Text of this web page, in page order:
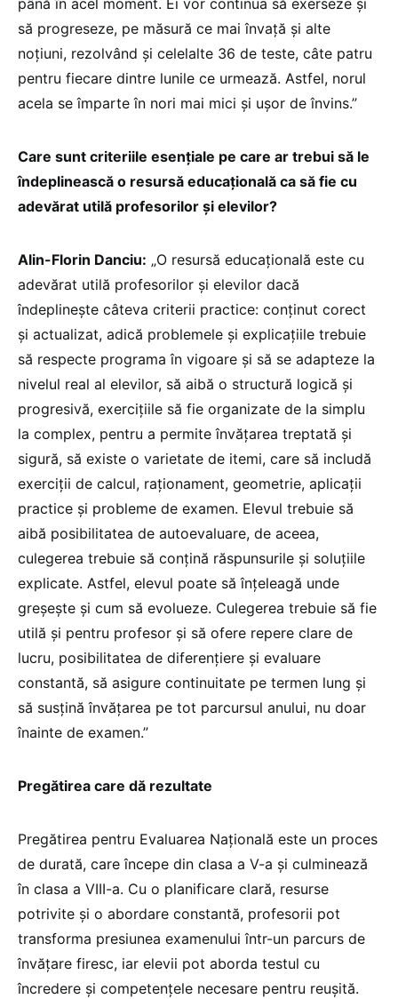
până în acel moment. Ei vor continua să exerseze și
să progreseze, pe măsură ce mai învață și alte
noțiuni, rezolvând și celelalte 36 de teste, câte patru
pentru fiecare dintre lunile ce urmează. Astfel, norul
acela se împarte în nori mai mici și ușor de învins.”
Care sunt criteriile esențiale pe care ar trebui să le
îndeplinească o resursă educațională ca să fie cu
adevărat utilă profesorilor și elevilor?
Alin-Florin Danciu: „O resursă educațională este cu
adevărat utilă profesorilor și elevilor dacă
îndeplinește câteva criterii practice: conținut corect
și actualizat, adică problemele și explicațiile trebuie
să respecte programa în vigoare și să se adapteze la
nivelul real al elevilor, să aibă o structură logică și
progresivă, exercițiile să fie organizate de la simplu
la complex, pentru a permite învățarea treptată și
sigură, să existe o varietate de itemi, care să includă
exerciții de calcul, raționament, geometrie, aplicații
practice și probleme de examen. Elevul trebuie să
aibă posibilitatea de autoevaluare, de aceea,
culegerea trebuie să conțină răspunsurile și soluțiile
explicate. Astfel, elevul poate să înțeleagă unde
greșește și cum să evolueze. Culegerea trebuie să fie
utilă și pentru profesor și să ofere repere clare de
lucru, posibilitatea de diferențiere și evaluare
constantă, să asigure continuitate pe termen lung și
să susțină învățarea pe tot parcursul anului, nu doar
înainte de examen.”
Pregătirea care dă rezultate
Pregătirea pentru Evaluarea Națională este un proces
de durată, care începe din clasa a V-a și culminează
în clasa a VIII-a. Cu o planificare clară, resurse
potrivite și o abordare constantă, profesorii pot
transforma presiunea examenului într-un parcurs de
învățare firesc, iar elevii pot aborda testul cu
încredere și competențele necesare pentru reușită.